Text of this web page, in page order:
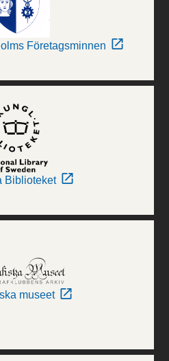
Företagsminnen
Biblioteket
museet